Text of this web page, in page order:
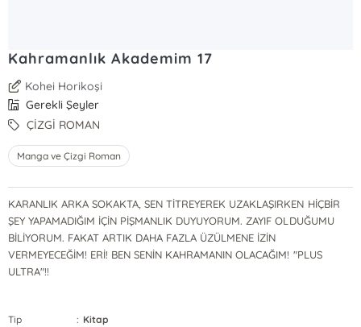
Kahramanlık Akademim 17
Kohei Horikoşi
Gerekli Şeyler
ÇİZGİ ROMAN
Manga ve Çizgi Roman
KARANLIK ARKA SOKAKTA, SEN TİTREYEREK UZAKLAŞIRKEN HİÇBİR
ŞEY YAPAMADIĞIM İÇİN PİŞMANLIK DUYUYORUM. ZAYIF OLDUĞUMU
BİLİYORUM. FAKAT ARTIK DAHA FAZLA ÜZÜLMENE İZİN
VERMEYECEĞİM! ERİ! BEN SENİN KAHRAMANIN OLACAĞIM! "PLUS
ULTRA"!!
Tip : Kitap